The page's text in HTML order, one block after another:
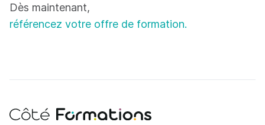
Dès maintenant,
référencez votre offre de formation.